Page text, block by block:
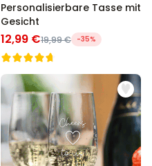
Personalisierbare Tasse mit
Gesicht
12,99 €19,99 € -35%